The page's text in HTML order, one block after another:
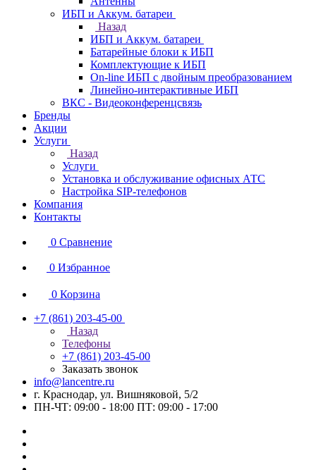
ИБП и Аккум. батареи
Назад
ИБП и Аккум. батареи
Батарейные блоки к ИБП
Комплектующие к ИБП
On-line ИБП с двойным преобразованием
Линейно-интерактивные ИБП
ВКС - Видеоконференцсвязь
Бренды
Акции
Услуги
Назад
Услуги
Установка и обслуживание офисных АТС
Настройка SIP-телефонов
Компания
Контакты
0 Сравнение
0 Избранное
0 Корзина
+7 (861) 203-45-00
Назад
Телефоны
+7 (861) 203-45-00
Заказать звонок
info@lancentre.ru
г. Краснодар, ул. Вишняковой, 5/2
ПН-ЧТ: 09:00 - 18:00 ПТ: 09:00 - 17:00